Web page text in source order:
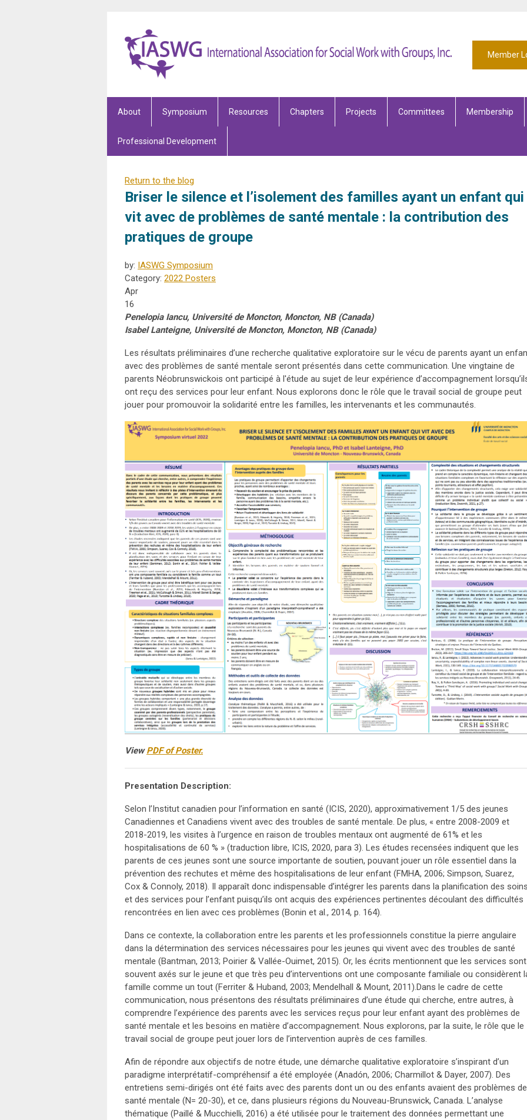
Member
About Symposium Resources Chapters Projects Committees Membership
Professional Development
Return to the blog
Briser le silence et l’isolement des familles ayant un enfant qui
vit avec de problèmes de santé mentale : la contribution des
pratiques de groupe
by: IASWG Symposium
Category: 2022 Posters
Apr
16
Penelopia Iancu, Université de Moncton, Moncton, NB (Canada)
Isabel Lanteigne, Université de Moncton, Moncton, NB (Canada)
Les résultats préliminaires d’une recherche qualitative exploratoire sur le vécu de parents ayant un
avec des problèmes de santé mentale seront présentés dans cette communication. Une vingtaine de
parents Néobrunswickois ont participé à l'étude au sujet de leur expérience d’accompagnement
ont reçu des services pour leur enfant. Nous explorons donc le rôle que le travail social de groupe peut
jouer pour promouvoir la solidarité entre les familles, les intervenants et les communautés.
ViewPDF of Poster.
Presentation Description:
Selon l’Institut canadien pour l’information en santé (ICIS, 2020), approximativement 1/5 des jeunes
Canadiennes et Canadiens vivent avec des troubles de santé mentale. De plus, « entre 2008-2009 et
2018-2019, les visites à l’urgence en raison de troubles mentaux ont augmenté de 61% et les
hospitalisations de 60 % » (traduction libre, ICIS, 2020, para 3). Les études recensées indiquent que les
parents de ces jeunes sont une source importante de soutien, pouvant jouer un rôle essentiel dans la
prévention des rechutes et même des hospitalisations de leur enfant (FMHA, 2006; Simpson, Suarez,
Cox & Connoly, 2018). Il apparaît donc indispensable d’intégrer les parents dans la planification des
et des services pour l’enfant puisqu’ils ont acquis des expériences pertinentes découlant des difficultés
rencontrées en lien avec ces problèmes (Bonin et al., 2014, p. 164).
Dans ce contexte, la collaboration entre les parents et les professionnels constitue la pierre angulaire
dans la détermination des services nécessaires pour les jeunes qui vivent avec des troubles de santé
mentale (Bantman, 2013; Poirier & Vallée-Ouimet, 2015). Or, les écrits mentionnent que les services sont
souvent axés sur le jeune et que très peu d’interventions ont une composante familiale ou considèrent
famille comme un tout (Ferriter & Huband, 2003; Mendelhall & Mount, 2011).Dans le cadre de cette
communication, nous présentons des résultats préliminaires d’une étude qui cherche, entre autres, à
comprendre l’expérience des parents avec les services reçus pour leur enfant ayant des problèmes de
santé mentale et les besoins en matière d’accompagnement. Nous explorons, par la suite, le rôle que le
travail social de groupe peut jouer lors de l’intervention auprès de ces familles.
Afin de répondre aux objectifs de notre étude, une démarche qualitative exploratoire s’inspirant d’un
paradigme interprétatif-compréhensif a été employée (Anadón, 2006; Charmillot & Dayer, 2007). Des
entretiens semi-dirigés ont été faits avec des parents dont un ou des enfants avaient des problèmes de
santé mentale (N= 20-30), et ce, dans plusieurs régions du Nouveau-Brunswick, Canada. L’analyse
thématique (Paillé & Mucchielli, 2016) a été utilisée pour le traitement des données permettant une